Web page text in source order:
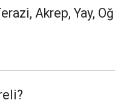
Akrep, Yay,